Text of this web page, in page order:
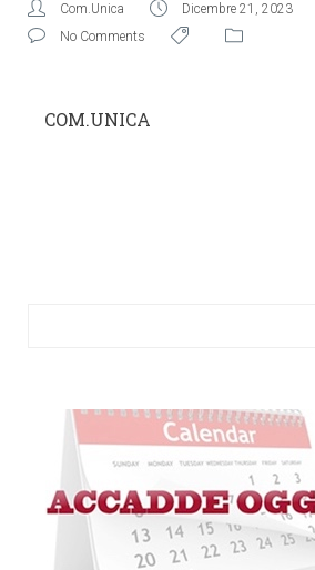
Com.Unica Dicembre 21, 2023
No Comments
COM.UNICA